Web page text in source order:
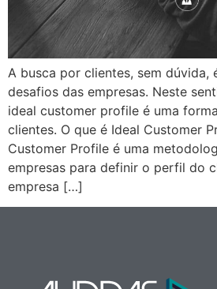
A busca por clientes, sem dúvida,
desafios das empresas. Neste
ideal customer profile é uma
clientes. O que é Ideal Customer
Customer Profile é uma
empresas para definir o perfil do
empresa […]